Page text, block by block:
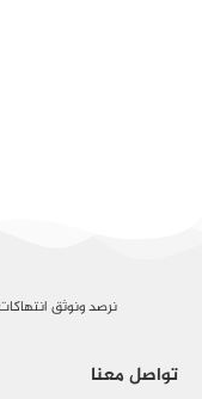
نرصد ونوثق
تواصل معنا